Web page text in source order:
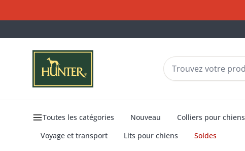
Toutes les catégories Nouveau Colliers pour chiens
Voyage et transport
Lits pour chiens Soldes